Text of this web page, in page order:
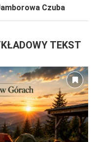
Czuba
TEKST